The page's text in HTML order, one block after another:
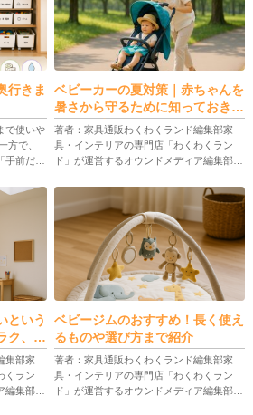
行きま
で使いや
方で、
手前だけ
）と奥
[…]
ベビーカーの夏対策｜赤ちゃんを
暑さから守るために知っておきた
い17のポイント
著者：家具通販わくわくランド編集部家
具・インテリアの専門店「わくわくラン
ド」が運営するオウンドメディア編集部。
のリアルな声をもとに、暮らしを快適にす
る家具選びのコツやインテリアのアイ […]
という
ク、成
アウ
集部家
くラン
集部。
ベビージムのおすすめ！長く使え
るものや選び方まで紹介
著者：家具通販わくわくランド編集部家
具・インテリアの専門店「わくわくラン
ド」が運営するオウンドメディア編集部。